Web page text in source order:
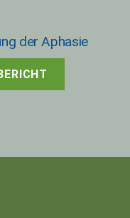
der Aphasie